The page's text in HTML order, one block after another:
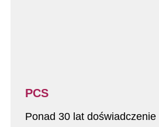
PCS
Ponad 30 lat doświadczenie